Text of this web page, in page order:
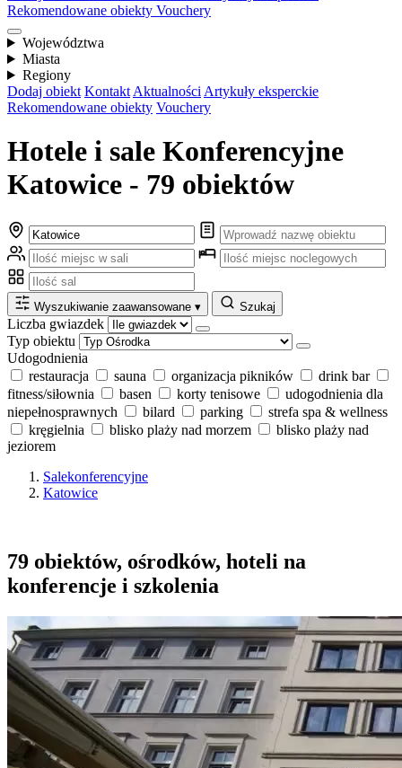
Rekomendowane obiekty Vouchery
Województwa
Miasta
Regiony
Dodaj obiekt Kontakt Aktualności Artykuły eksperckie
Rekomendowane obiekty Vouchery
Hotele i sale Konferencyjne
Katowice - 79 obiektów
Wyszukiwanie zaawansowane ▾ Szukaj
Liczba gwiazdek
Typ obiektu
Udogodnienia
restauracja
sauna organizacja pikników
drink bar
fitness/siłownia
basen korty tenisowe
udogodnienia dla
niepełnosprawnych
bilard parking
strefa spa & wellness
kręgielnia
blisko plaży nad morzem
blisko plaży nad
jeziorem
Salekonferencyjne
Katowice
79 obiektów, ośrodków, hoteli na
konferencje i szkolenia